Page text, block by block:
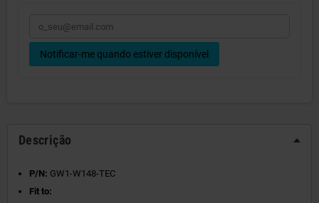
Notificar-me quando estiver disponível
Descrição
P/N: GW1-W148-TEC
Fit to: